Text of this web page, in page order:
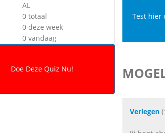
AL
0 totaal
0 deze week
0 vandaag
Test hier
Verlegen